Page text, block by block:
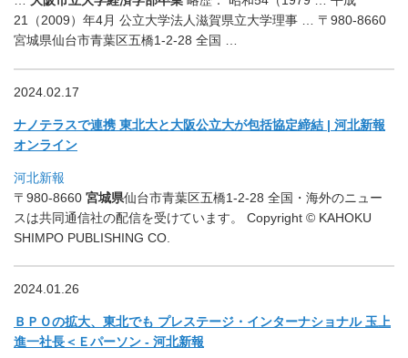
21（2009）年4月 公立大学法人滋賀県立大学理事 … 〒980-8660
宮城県仙台市青葉区五橋1-2-28 全国 …
2024.02.17
ナノテラスで連携 東北大と大阪公立大が包括協定締結 | 河北新報
オンライン
河北新報
〒980-8660 宮城県仙台市青葉区五橋1-2-28 全国・海外のニュー
スは共同通信社の配信を受けています。 Copyright © KAHOKU
SHIMPO PUBLISHING CO.
2024.01.26
ＢＰＯの拡大、東北でも プレステージ・インターナショナル 玉上
進一社長＜Ｅパーソン - 河北新報